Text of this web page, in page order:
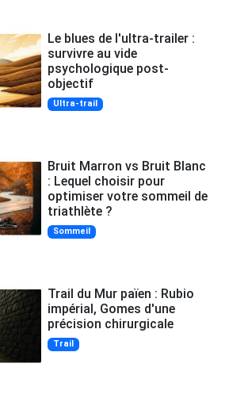
Le blues de l'ultra-trailer :
survivre au vide
psychologique post-
objectif
Ultra-trail
Bruit Marron vs Bruit Blanc
: Lequel choisir pour
optimiser votre sommeil de
triathlète ?
Sommeil
Trail du Mur païen : Rubio
impérial, Gomes d'une
précision chirurgicale
Trail